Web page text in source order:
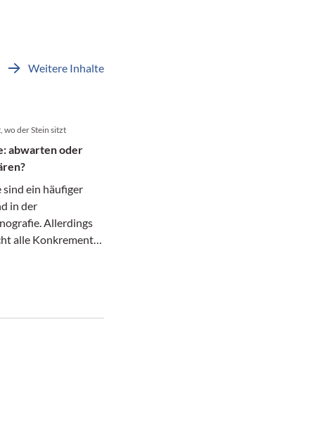
Weitere Inhalte
wo der Stein sitzt
abwarten oder
ein häufiger
in der
Allerdings
alle Konkremente